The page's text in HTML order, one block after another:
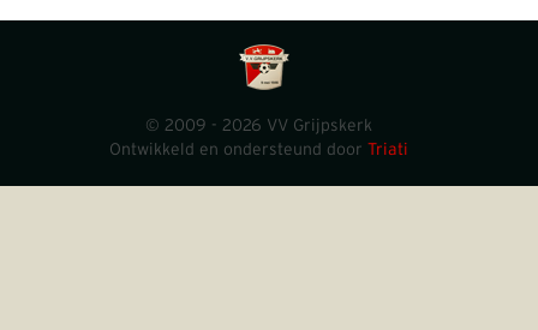
© 2009 - 2026 VV Grijpskerk
Ontwikkeld en ondersteund door Triati